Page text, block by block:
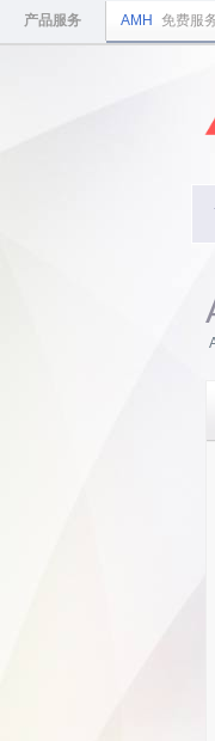
产品服务 AMH 免费服